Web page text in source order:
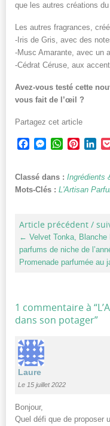
que les autres créations
Les autres fragrances,
-Iris de Gris, avec des
-Musc Amarante, avec un
-Cédrat Céruse, aux
Avez-vous testé cette
vous fait de l’œil ?
Partagez cet article
Facebook
Messenger
WhatsApp
Classé dans : Ingrédients
Mots-Clés : L'Artisan
Article précédent /
← Velvet Tonka,
parfums de niche de
Promenade parfumée au
1 commentaire à “
dans son potager”
Laure
Le 15 juillet 2022
Bonjour,
Quel défi que de proposer